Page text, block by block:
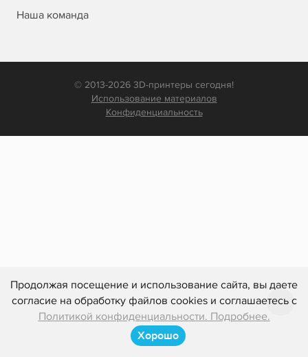
Продолжая посещение и использование сайта, вы даете
согласие на обработку файлов cookies и соглашаетесь с
Политикой конфиденциальности. Подробнее.
Хорошо
Наша команда
© 2013-2026 3D-принтеры сегодня!
Использование материалов
Конфиденциальность